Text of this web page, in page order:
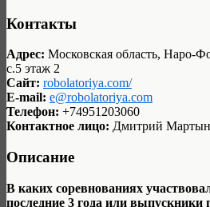
Контакты
Адрес: Московская область, Наро-
с.5 этаж 2
Сайт: robolatoriya.com/
E-mail: e@robolatoriya.com
Телефон: +74951203060
Контактное лицо: Дмитрий
Описание
В каких соревнованиях
последние 3 года или выпускники